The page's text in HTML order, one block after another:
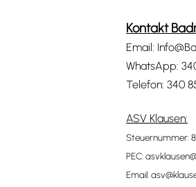
Kontakt
Email:
WhatsApp:
Telefon: 340
ASV Klausen:
Steuernummer:
PEC:
Email: